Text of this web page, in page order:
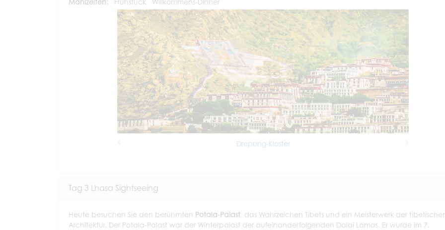
Drepung-Kloster
Tag 3 Lhasa Sightseeing
Heute besuchen Sie den berühmten Potala-Palast, das Wahrzeichen Tibets und ein Meisterwerk der
Architektur. Der Potala-Palast war der Winterpalast der aufeinanderfolgenden Dalai Lamas. Er wurde im 7.